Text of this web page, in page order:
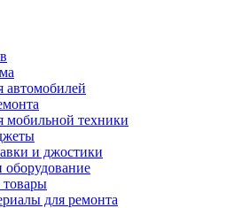
автомобилей
мобильной техники
и джостики
для ремонта